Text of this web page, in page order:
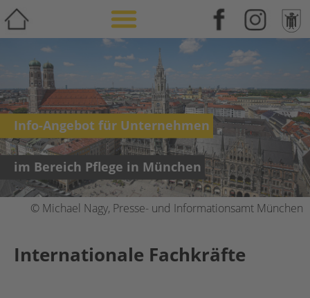
Info-Angebot für Unternehmen
im Bereich Pflege in München
© Michael Nagy, Presse- und Informationsamt München
Internationale Fachkräfte